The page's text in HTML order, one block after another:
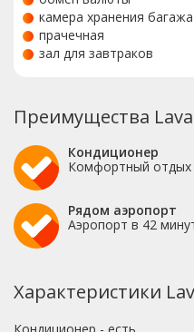
камера хранения багажа
прачечная
зал для завтраков
Преимущества
Кондиционер
Комфортный
Рядом аэропорт
Аэропорт в 42
Характеристики
Кондиционер - есть